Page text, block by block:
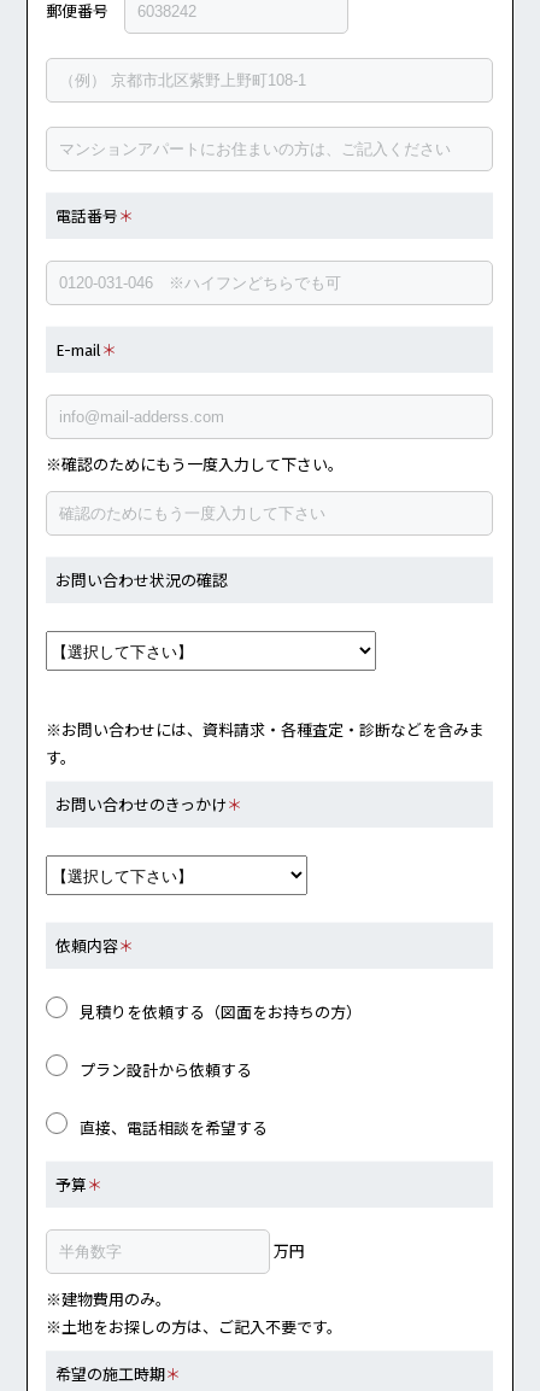
郵便番号
電話番号 ＊
E-mail ＊
※確認のためにもう一度入力して下さい。
お問い合わせ状況の確認
※お問い合わせには、資料請求・各種査定・診断などを含みま
す。
お問い合わせのきっかけ ＊
依頼内容＊
見積りを依頼する（図面をお持ちの方）
プラン設計から依頼する
直接、電話相談を希望する
予算 ＊
万円
※建物費用のみ。
※土地をお探しの方は、ご記入不要です。
希望の施工時期＊